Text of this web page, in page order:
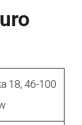
18, 46-100